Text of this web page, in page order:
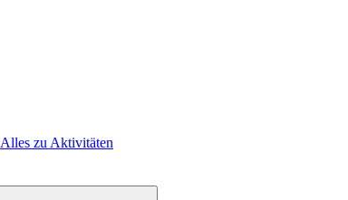
Alles zu Aktivitäten